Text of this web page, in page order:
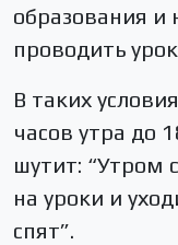
образования и
проводить
В таких
часов утра до
шутит: “Утром
на уроки и
спят”.